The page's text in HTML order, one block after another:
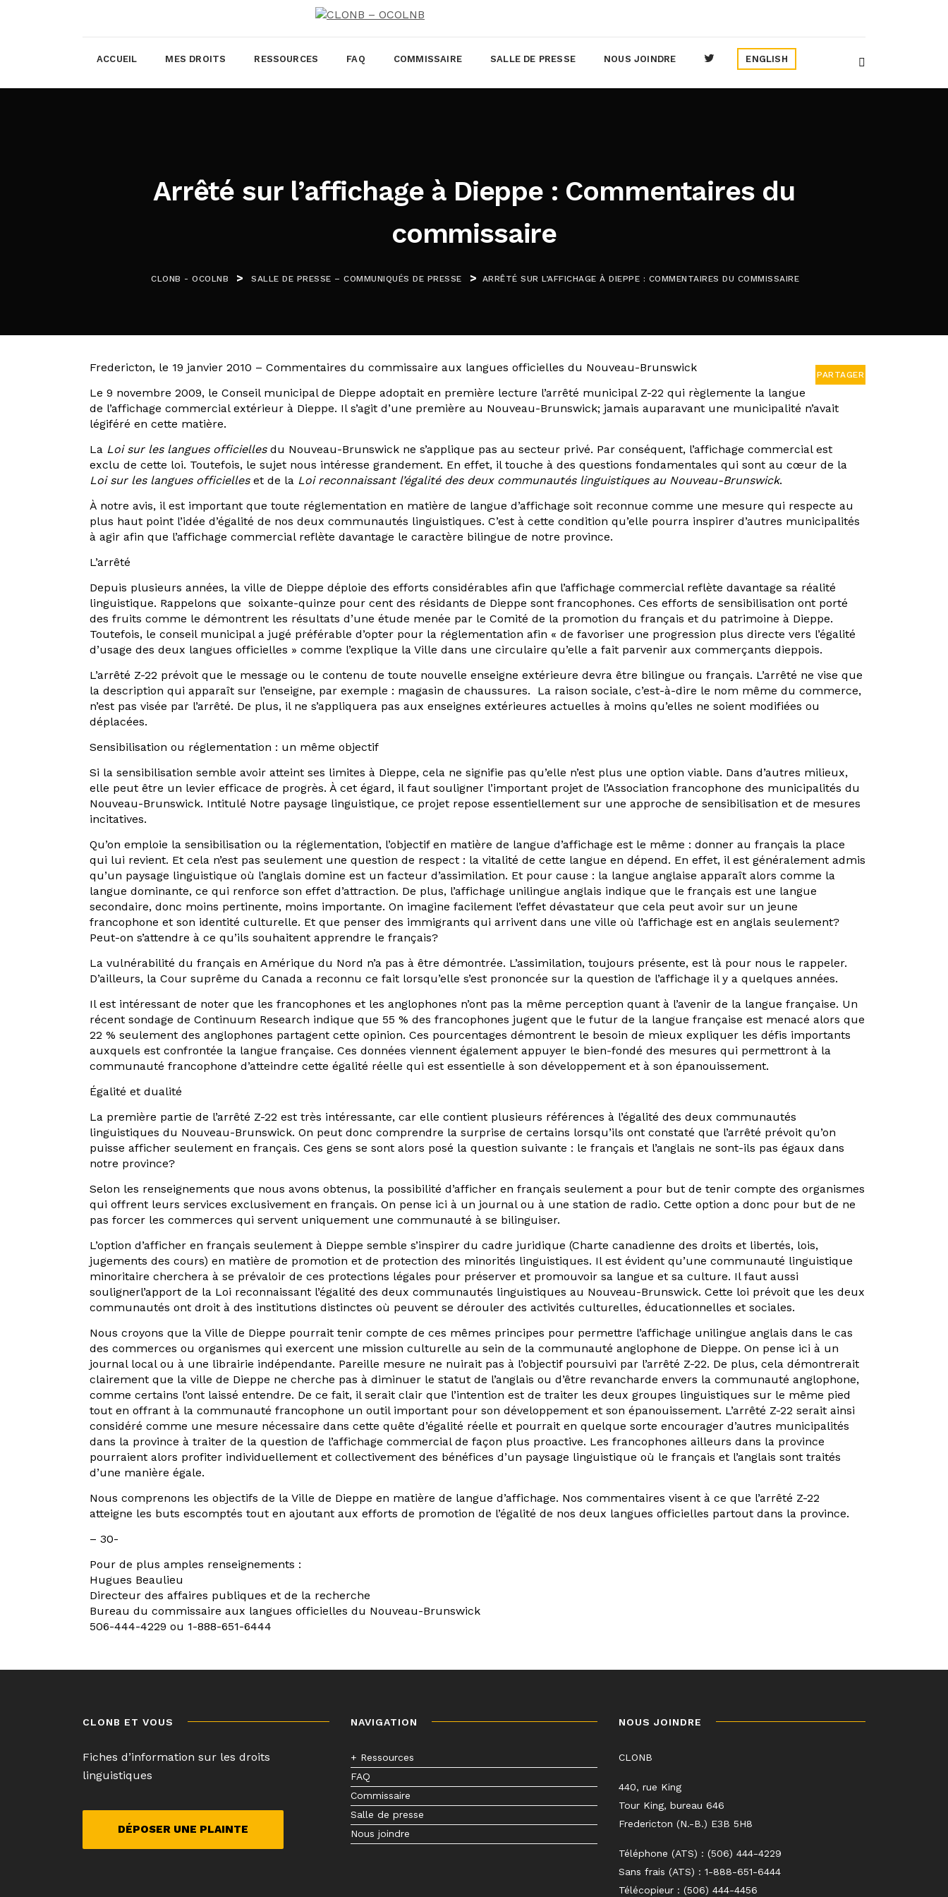
ACCUEIL MES DROITS RESSOURCES FAQ COMMISSAIRE SALLE DE PRESSE NOUS JOINDRE ENGLISH
Arrêté sur l’affichage à Dieppe : Commentaires du
commissaire
CLONB - OCOLNB > SALLE DE PRESSE – COMMUNIQUÉS DE PRESSE > ARRÊTÉ SUR L’AFFICHAGE À DIEPPE : COMMENTAIRES DU COMMISSAIRE
PARTAGER
Fredericton, le 19 janvier 2010 – Commentaires du commissaire aux langues officielles du Nouveau-Brunswick
Le 9 novembre 2009, le Conseil municipal de Dieppe adoptait en première lecture l’arrêté municipal Z-22 qui règlemente la langue
de l’affichage commercial extérieur à Dieppe. Il s’agit d’une première au Nouveau-Brunswick; jamais auparavant une municipalité n’avait
légiféré en cette matière.
La Loi sur les langues officiellesdu Nouveau-Brunswick ne s’applique pas au secteur privé. Par conséquent, l’affichage commercial est
exclu de cette loi. Toutefois, le sujet nous intéresse grandement. En effet, il touche à des questions fondamentales qui sont au cœur de la
Loi sur les langues officielleset de la Loi reconnaissant l’égalité des deux communautés linguistiques au Nouveau-Brunswick.
À notre avis, il est important que toute réglementation en matière de langue d’affichage soit reconnue comme une mesure qui respecte au
plus haut point l’idée d’égalité de nos deux communautés linguistiques. C’est à cette condition qu’elle pourra inspirer d’autres municipalités
à agir afin que l’affichage commercial reflète davantage le caractère bilingue de notre province.
L’arrêté
Depuis plusieurs années, la ville de Dieppe déploie des efforts considérables afin que l’affichage commercial reflète davantage sa réalité
linguistique. Rappelons que soixante-quinze pour cent des résidants de Dieppe sont francophones. Ces efforts de sensibilisation ont porté
des fruits comme le démontrent les résultats d’une étude menée par le Comité de la promotion du français et du patrimoine à Dieppe.
Toutefois, le conseil municipal a jugé préférable d’opter pour la réglementation afin « de favoriser une progression plus directe vers l’égalité
d’usage des deux langues officielles » comme l’explique la Ville dans une circulaire qu’elle a fait parvenir aux commerçants dieppois.
L’arrêté Z-22 prévoit que le message ou le contenu de toute nouvelle enseigne extérieure devra être bilingue ou français. L’arrêté ne vise que
la description qui apparaît sur l’enseigne, par exemple : magasin de chaussures. La raison sociale, c’est-à-dire le nom même du commerce,
n’est pas visée par l’arrêté. De plus, il ne s’appliquera pas aux enseignes extérieures actuelles à moins qu’elles ne soient modifiées ou
déplacées.
Sensibilisation ou réglementation : un même objectif
Si la sensibilisation semble avoir atteint ses limites à Dieppe, cela ne signifie pas qu’elle n’est plus une option viable. Dans d’autres milieux,
elle peut être un levier efficace de progrès. À cet égard, il faut souligner l’important projet de l’Association francophone des municipalités du
Nouveau-Brunswick. Intitulé Notre paysage linguistique, ce projet repose essentiellement sur une approche de sensibilisation et de mesures
incitatives.
Qu’on emploie la sensibilisation ou la réglementation, l’objectif en matière de langue d’affichage est le même : donner au français la place
qui lui revient. Et cela n’est pas seulement une question de respect : la vitalité de cette langue en dépend. En effet, il est généralement admis
qu’un paysage linguistique où l’anglais domine est un facteur d’assimilation. Et pour cause : la langue anglaise apparaît alors comme la
langue dominante, ce qui renforce son effet d’attraction. De plus, l’affichage unilingue anglais indique que le français est une langue
secondaire, donc moins pertinente, moins importante. On imagine facilement l’effet dévastateur que cela peut avoir sur un jeune
francophone et son identité culturelle. Et que penser des immigrants qui arrivent dans une ville où l’affichage est en anglais seulement?
Peut-on s’attendre à ce qu’ils souhaitent apprendre le français?
La vulnérabilité du français en Amérique du Nord n’a pas à être démontrée. L’assimilation, toujours présente, est là pour nous le rappeler.
D’ailleurs, la Cour suprême du Canada a reconnu ce fait lorsqu’elle s’est prononcée sur la question de l’affichage il y a quelques années.
Il est intéressant de noter que les francophones et les anglophones n’ont pas la même perception quant à l’avenir de la langue française. Un
récent sondage de Continuum Research indique que 55 % des francophones jugent que le futur de la langue française est menacé alors que
22 % seulement des anglophones partagent cette opinion. Ces pourcentages démontrent le besoin de mieux expliquer les défis importants
auxquels est confrontée la langue française. Ces données viennent également appuyer le bien-fondé des mesures qui permettront à la
communauté francophone d’atteindre cette égalité réelle qui est essentielle à son développement et à son épanouissement.
Égalité et dualité
La première partie de l’arrêté Z-22 est très intéressante, car elle contient plusieurs références à l’égalité des deux communautés
linguistiques du Nouveau-Brunswick. On peut donc comprendre la surprise de certains lorsqu’ils ont constaté que l’arrêté prévoit qu’on
puisse afficher seulement en français. Ces gens se sont alors posé la question suivante : le français et l’anglais ne sont-ils pas égaux dans
notre province?
Selon les renseignements que nous avons obtenus, la possibilité d’afficher en français seulement a pour but de tenir compte des organismes
qui offrent leurs services exclusivement en français. On pense ici à un journal ou à une station de radio. Cette option a donc pour but de ne
pas forcer les commerces qui servent uniquement une communauté à se bilinguiser.
L’option d’afficher en français seulement à Dieppe semble s’inspirer du cadre juridique (Charte canadienne des droits et libertés, lois,
jugements des cours) en matière de promotion et de protection des minorités linguistiques. Il est évident qu’une communauté linguistique
minoritaire cherchera à se prévaloir de ces protections légales pour préserver et promouvoir sa langue et sa culture. Il faut aussi
soulignerl’apport de la Loi reconnaissant l’égalité des deux communautés linguistiques au Nouveau-Brunswick. Cette loi prévoit que les deux
communautés ont droit à des institutions distinctes où peuvent se dérouler des activités culturelles, éducationnelles et sociales.
Nous croyons que la Ville de Dieppe pourrait tenir compte de ces mêmes principes pour permettre l’affichage unilingue anglais dans le cas
des commerces ou organismes qui exercent une mission culturelle au sein de la communauté anglophone de Dieppe. On pense ici à un
journal local ou à une librairie indépendante. Pareille mesure ne nuirait pas à l’objectif poursuivi par l’arrêté Z-22. De plus, cela démontrerait
clairement que la ville de Dieppe ne cherche pas à diminuer le statut de l’anglais ou d’être revancharde envers la communauté anglophone,
comme certains l’ont laissé entendre. De ce fait, il serait clair que l’intention est de traiter les deux groupes linguistiques sur le même pied
tout en offrant à la communauté francophone un outil important pour son développement et son épanouissement. L’arrêté Z-22 serait ainsi
considéré comme une mesure nécessaire dans cette quête d’égalité réelle et pourrait en quelque sorte encourager d’autres municipalités
dans la province à traiter de la question de l’affichage commercial de façon plus proactive. Les francophones ailleurs dans la province
pourraient alors profiter individuellement et collectivement des bénéfices d’un paysage linguistique où le français et l’anglais sont traités
d’une manière égale.
Nous comprenons les objectifs de la Ville de Dieppe en matière de langue d’affichage. Nos commentaires visent à ce que l’arrêté Z-22
atteigne les buts escomptés tout en ajoutant aux efforts de promotion de l’égalité de nos deux langues officielles partout dans la province.
– 30-
Pour de plus amples renseignements :
Hugues Beaulieu
Directeur des affaires publiques et de la recherche
Bureau du commissaire aux langues officielles du Nouveau-Brunswick
506-444-4229 ou 1-888-651-6444
CLONB ET VOUS
Fiches d’information sur les droits
linguistiques
DÉPOSER UNE PLAINTE
NAVIGATION
+ Ressources
FAQ
Commissaire
Salle de presse
Nous joindre
NOUS JOINDRE
CLONB
440, rue King
Tour King, bureau 646
Fredericton (N.-B.) E3B 5H8
Téléphone (ATS) : (506) 444-4229
Sans frais (ATS) : 1-888-651-6444
Télécopieur : (506) 444-4456